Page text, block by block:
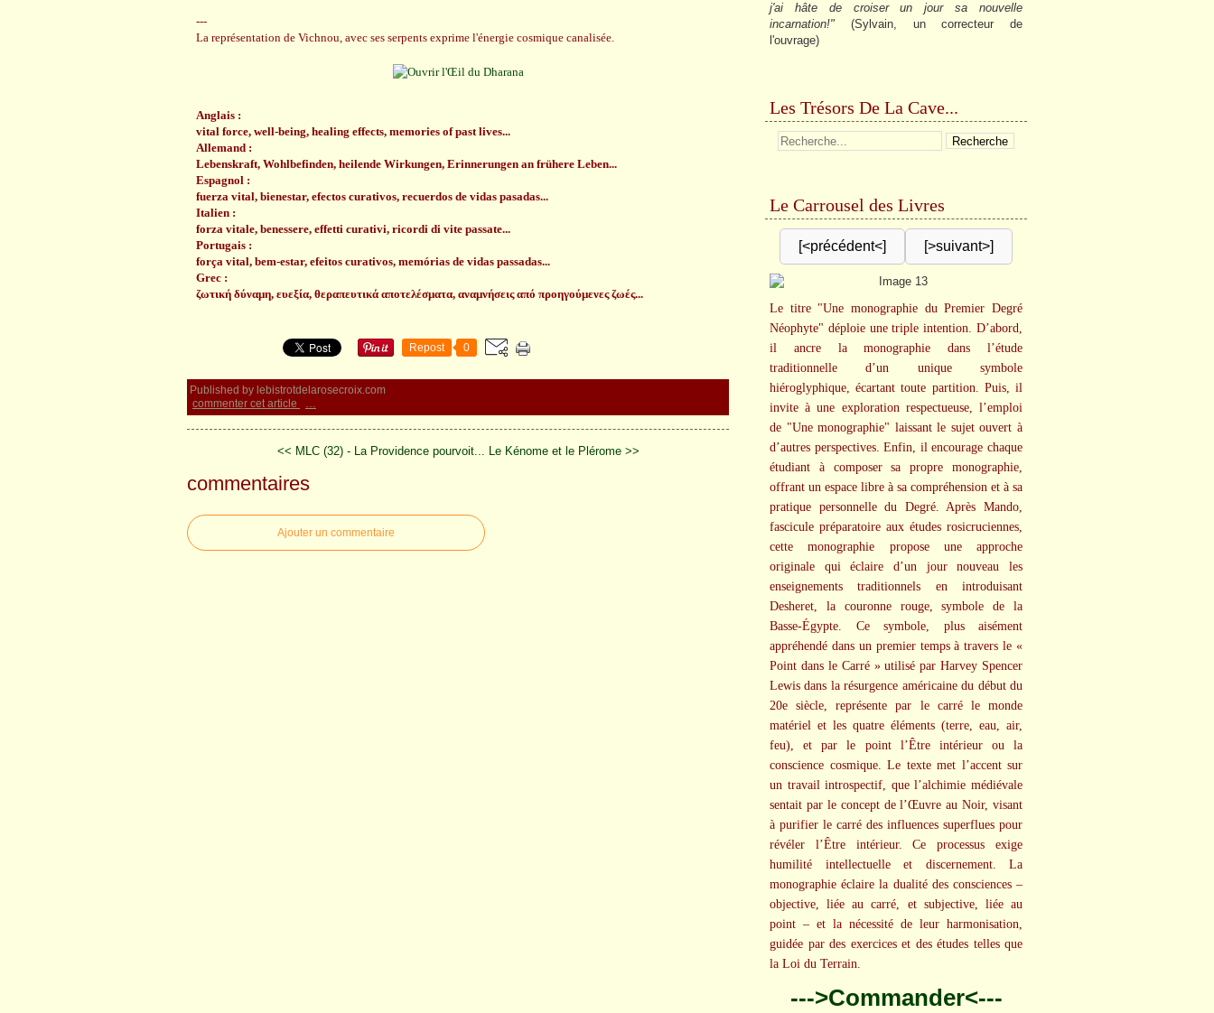
---
La représentation de Vichnou, avec ses serpents exprime l'énergie cosmique canalisée.
Anglais :
vital force, well-being, healing effects, memories of past lives...
Allemand :
Lebenskraft, Wohlbefinden, heilende Wirkungen, Erinnerungen an frühere Leben...
Espagnol :
fuerza vital, bienestar, efectos curativos, recuerdos de vidas pasadas...
Italien :
forza vitale, benessere, effetti curativi, ricordi di vite passate...
Portugais :
força vital, bem-estar, efeitos curativos, memórias de vidas passadas...
Grec :
ζωτική δύναμη, ευεξία, θεραπευτικά αποτελέσματα, αναμνήσεις από προηγούμενες ζωές...
Repost 0
Published by lebistrotdelarosecroix.com
commenter cet article
…
<< MLC (32) - La Providence pourvoit... Le Kénome et le Plérome >>
commentaires
Ajouter un commentaire
j'ai hâte de croiser un jour sa nouvelle
incarnation!" (Sylvain, un correcteur de
l'ouvrage)
Les Trésors De La Cave...
Le Carrousel des Livres
[<précédent<] [>suivant>]
Le titre "Une monographie du Premier Degré
Néophyte" déploie une triple intention. D’abord,
il ancre la monographie dans l’étude
traditionnelle d’un unique symbole
hiéroglyphique, écartant toute partition. Puis, il
invite à une exploration respectueuse, l’emploi
de "Une monographie" laissant le sujet ouvert à
d’autres perspectives. Enfin, il encourage chaque
étudiant à composer sa propre monographie,
offrant un espace libre à sa compréhension et à sa
pratique personnelle du Degré. Après Mando,
fascicule préparatoire aux études rosicruciennes,
cette monographie propose une approche
originale qui éclaire d’un jour nouveau les
enseignements traditionnels en introduisant
Desheret, la couronne rouge, symbole de la
Basse-Égypte. Ce symbole, plus aisément
appréhendé dans un premier temps à travers le «
Point dans le Carré » utilisé par Harvey Spencer
Lewis dans la résurgence américaine du début du
20e siècle, représente par le carré le monde
matériel et les quatre éléments (terre, eau, air,
feu), et par le point l’Être intérieur ou la
conscience cosmique. Le texte met l’accent sur
un travail introspectif, que l’alchimie médiévale
sentait par le concept de l’Œuvre au Noir, visant
à purifier le carré des influences superflues pour
révéler l’Être intérieur. Ce processus exige
humilité intellectuelle et discernement. La
monographie éclaire la dualité des consciences –
objective, liée au carré, et subjective, liée au
point – et la nécessité de leur harmonisation,
guidée par des exercices et des études telles que
la Loi du Terrain.
--->Commander<---